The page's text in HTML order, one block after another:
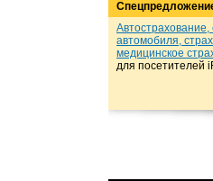
Автострахование,
автомобиля,
медицинское
для посетителей